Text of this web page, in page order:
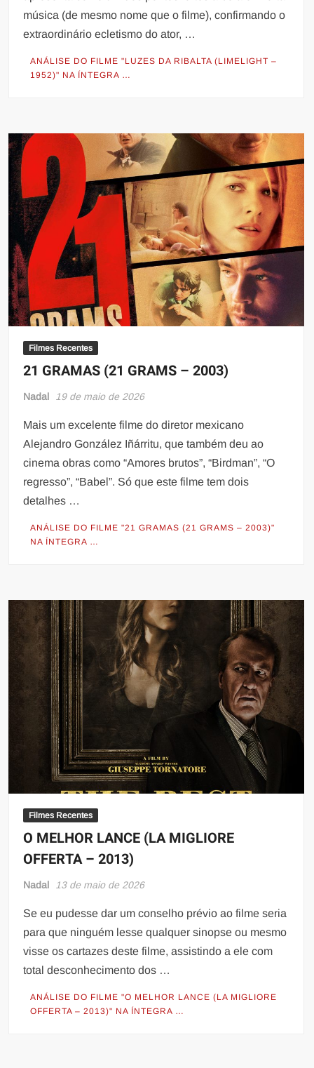
música (de mesmo nome que o filme), confirmando o
extraordinário ecletismo do ator, …
ANÁLISE DO FILME "LUZES DA RIBALTA (LIMELIGHT –
1952)" NA ÍNTEGRA …
Filmes Recentes
21 GRAMAS (21 GRAMS – 2003)
Nadal 19 de maio de 2026
Mais um excelente filme do diretor mexicano
Alejandro González Iñárritu, que também deu ao
cinema obras como “Amores brutos”, “Birdman”, “O
regresso”, “Babel”. Só que este filme tem dois
detalhes …
ANÁLISE DO FILME "21 GRAMAS (21 GRAMS – 2003)"
NA ÍNTEGRA …
Filmes Recentes
O MELHOR LANCE (LA MIGLIORE
OFFERTA – 2013)
Nadal 13 de maio de 2026
Se eu pudesse dar um conselho prévio ao filme seria
para que ninguém lesse qualquer sinopse ou mesmo
visse os cartazes deste filme, assistindo a ele com
total desconhecimento dos …
ANÁLISE DO FILME "O MELHOR LANCE (LA MIGLIORE
OFFERTA – 2013)" NA ÍNTEGRA …